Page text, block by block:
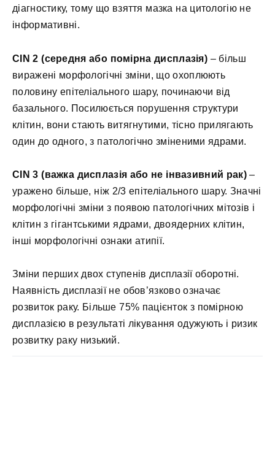
діагностику, тому що взяття мазка на цитологію не
інформативні.
CIN 2 (середня або помірна дисплазія) – більш
виражені морфологічні зміни, що охоплюють
половину епітеліального шару, починаючи від
базального. Посилюється порушення структури
клітин, вони стають витягнутими, тісно прилягають
один до одного, з патологічно зміненими ядрами.
CIN 3 (важка дисплазія або не інвазивний рак)–
уражено більше, ніж 2/3 епітеліального шару. Значні
морфологічні зміни з появою патологічних мітозів і
клітин з гігантськими ядрами, двоядерних клітин,
інші морфологічні ознаки атипії.
Зміни перших двох ступенів дисплазії оборотні.
Наявність дисплазії не обов’язково означає
розвиток раку. Більше 75% пацієнток з помірною
дисплазією в результаті лікування одужують і ризик
розвитку раку низький.